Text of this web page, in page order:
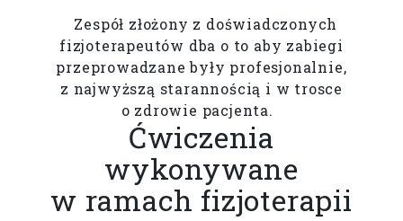
Zespół złożony z doświadczonych
fizjoterapeutów dba o to aby zabiegi
przeprowadzane były profesjonalnie,
z najwyższą starannością i w trosce
o zdrowie pacjenta.
Ćwiczenia
wykonywane
w ramach fizjoterapii